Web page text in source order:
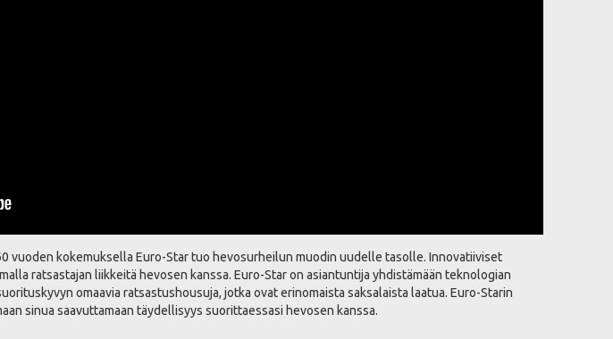
vuoden kokemuksella Euro-Star tuo hevosurheilun muodin uudelle tasolle. Innovatiiviset
ratsastajan liikkeitä hevosen kanssa. Euro-Star on asiantuntija yhdistämään teknologian
omaavia ratsastushousuja, jotka ovat erinomaista saksalaista laatua. Euro-Starin
sinua saavuttamaan täydellisyys suorittaessasi hevosen kanssa.